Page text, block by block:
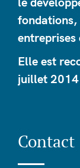
entreprises
Elle est
juillet
Contact